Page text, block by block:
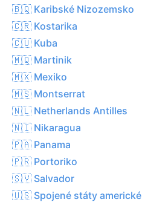
🇧🇶 Karibské Nizozemsko
🇨🇷 Kostarika
🇨🇺 Kuba
🇲🇶 Martinik
🇲🇽 Mexiko
🇲🇸 Montserrat
🇳🇱 Netherlands Antilles
🇳🇮 Nikaragua
🇵🇦 Panama
🇵🇷 Portoriko
🇸🇻 Salvador
🇺🇸 Spojené státy americké